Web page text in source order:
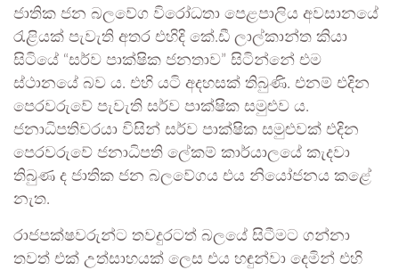
ජාතික ජන බලවේග විරෝධතා පෙළපාලිය අවසානයේ
රැළියක් පැවැති අතර එහිදි කේ.ඩී ලාල්කාන්ත කියා
සිටියේ “සර්ව පාක්ෂික ජනතාව” සිටින්නේ එම
ස්ථානයේ බව ය. එහි යටි අදහසක් තිබුණි. එනම් එදින
පෙරවරුවේ පැවැති සර්ව පාක්ෂික සමුළුව ය.
ජනාධිපතිවරයා විසින් සර්ව පාක්ෂික සමුළුවක් එදින
පෙරවරුවේ ජනාධිපති ලේකම් කාර්යාලයේ කැදවා
තිබුණ ද ජාතික ජන බලවේගය එය නියෝජනය කළේ
නැත.
රාජපක්ෂවරුන්ට තවදුරටත් බලයේ සිටීමට ගන්නා
තවත් එක් උත්සාහයක් ලෙස එය හඳුන්වා දෙමින් එහි